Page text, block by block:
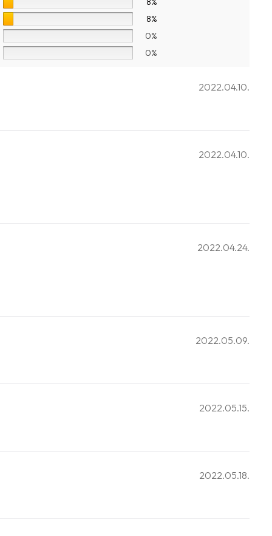
8%
0%
0%
2022.04.10.
2022.04.10.
2022.04.24.
2022.05.09.
2022.05.15.
2022.05.18.